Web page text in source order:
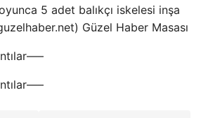
5 adet balıkçı iskelesi inşa
Güzel Haber Masası